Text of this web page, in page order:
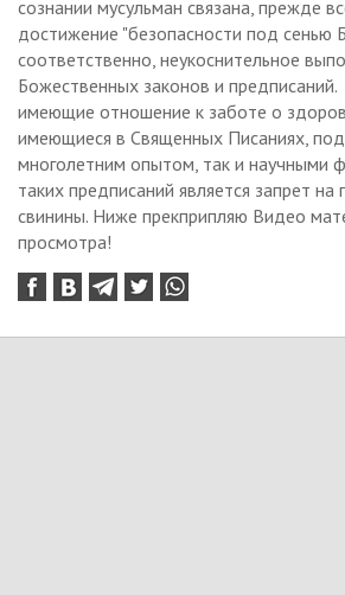
сознании мусульман связана, прежде
достижение "безопасности под сенью
соответственно, неукоснительное
Божественных законов и
имеющие отношение к заботе о
имеющиеся в Священных Писаниях,
многолетним опытом, так и научными
таких предписаний является запрет
свинины. Ниже прекприпляю Видео
просмотра!